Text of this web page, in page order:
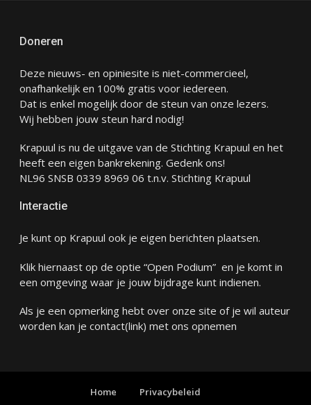
Doneren
Deze nieuws- en opiniesite is niet-commercieel,
onafhankelijk en 100% gratis voor iedereen.
Dat is enkel mogelijk door de steun van onze lezers.
Wij hebben jouw steun hard nodig!
Krapuul is nu de uitgave van de Stichting Krapuul en het
heeft een eigen bankrekening. Gedenk ons!
NL96 SNSB 0339 8969 06 t.n.v. Stichting Krapuul
Interactie
Je kunt op Krapuul ook je eigen berichten plaatsen.
Klik hiernaast op de optie “Open Podium” en je komt in
een omgeving waar je jouw bijdrage kunt indienen.
Als je een opmerking hebt over onze site of je wil auteur
worden kan je contact(link) met ons opnemen
Home Privacybeleid